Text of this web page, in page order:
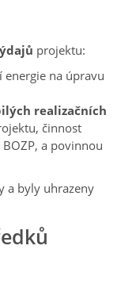
projektu:
na úpravu
realizačních
činnost
a povinnou
a byly uhrazeny